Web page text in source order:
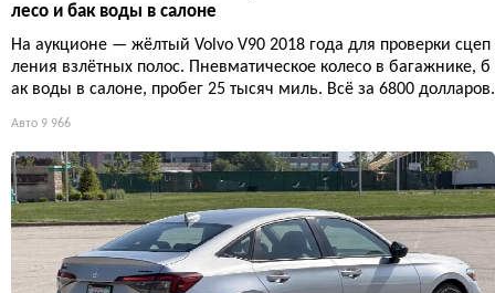
лесо и бак воды в салоне
На аукционе — жёлтый Volvo V90 2018 года для проверки сцеп
ления взлётных полос. Пневматическое колесо в багажнике, б
ак воды в салоне, пробег 25 тысяч миль. Всё за 6800 долларов.
Авто 9 966